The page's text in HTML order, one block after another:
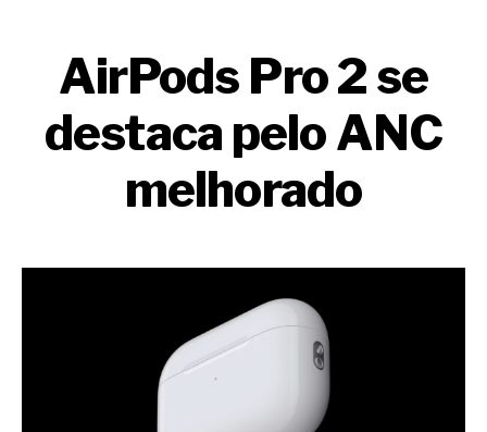
AirPods Pro 2 se
destaca pelo ANC
melhorado